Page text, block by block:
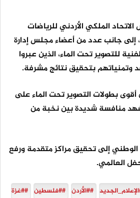
الملكي الأردني للرياضات
إلى جانب عدد من أعضاء مجلس إدارة
للتصوير تحت الماء، الذين عبروا
وتمنياتهم بتحقيق نتائج مشرفة.
بطولات التصوير تحت الماء على
منافسة شديدة بين نخبة من
إلى تحقيق مراكز متقدمة ورفع
العالمي.
##الأردن ##فلسطين ##غزة